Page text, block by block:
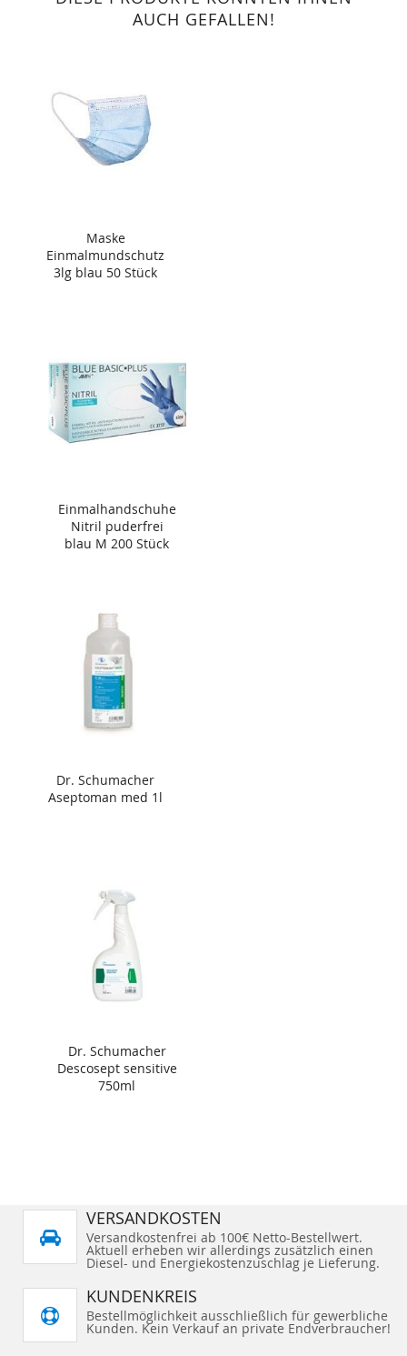
AUCH GEFALLEN!
Maske
Einmalmundschutz
3lg blau 50 Stück
Einmalhandschuhe
Nitril puderfrei
blau M 200 Stück
Dr. Schumacher
Aseptoman med 1l
Dr. Schumacher
Descosept sensitive
750ml
VERSANDKOSTEN
Versandkostenfrei ab 100€ Netto-Bestellwert.
Aktuell erheben wir allerdings zusätzlich einen
Diesel- und Energiekostenzuschlag je Lieferung.
KUNDENKREIS
Bestellmöglichkeit ausschließlich für gewerbliche
Kunden. Kein Verkauf an private Endverbraucher!